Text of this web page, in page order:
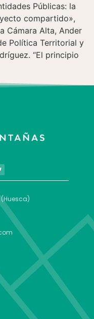
Públicas: la
compartido»,
Cámara Alta, Ander
Política Territorial y
“El principio
(Huesca)